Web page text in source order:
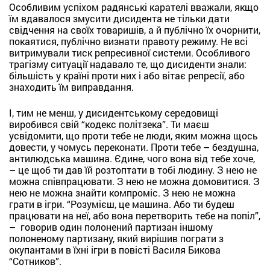
Особливим успіхом радянські карателі вважали, якщо
їм вдавалося змусити дисидента не тільки дати
свідчення на своїх товаришів, а й публічно їх очорнити,
покаятися, публічно визнати правоту режиму. Не всі
витримували тиск репресивної системи. Особливого
трагізму ситуації надавало те, що дисиденти знали:
більшість у країні проти них і або вітає репресії, або
знаходить їм виправдання.
І, тим не менш, у дисидентському середовищі
виробився свій “кодекс політзека”. Ти маєш
усвідомити, що проти тебе не люди, яким можна щось
довести, у чомусь переконати. Проти тебе – бездушна,
антилюдська машина. Єдине, чого вона від тебе хоче,
– це щоб ти дав їй розтоптати в тобі людину. З нею не
можна співпрацювати. З нею не можна домовитися. З
нею не можна знайти компроміс. З нею не можна
грати в ігри. “Розумієш, це машина. Або ти будеш
працювати на неї, або вона перетворить тебе на попіл”,
– говорив один полонений партизан іншому
полоненому партизану, який вирішив пограти з
окупантами в їхні ігри в повісті Василя Бикова
“Сотников”.